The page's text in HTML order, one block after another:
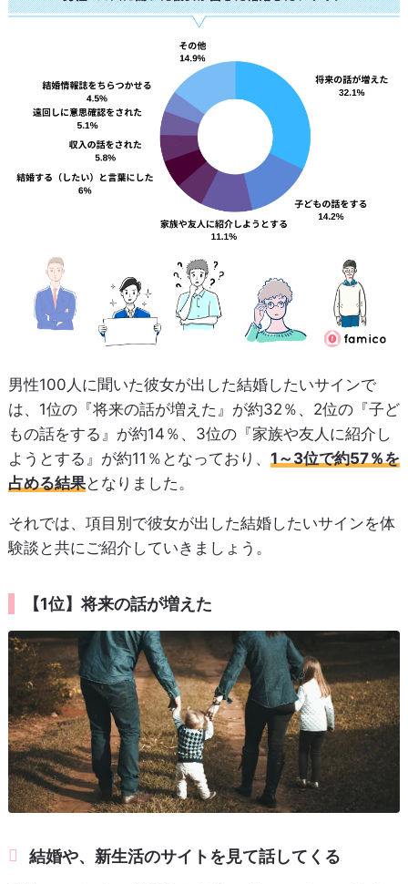
男性100人に聞いた彼女が出した結婚したいサインで
は、1位の『将来の話が増えた』が約32％、2位の『子ど
もの話をする』が約14％、3位の『家族や友人に紹介し
ようとする』が約11％となっており、 1～3位で約57％を
占める結果となりました。
それでは、項目別で彼女が出した結婚したいサインを体
験談と共にご紹介していきましょう。
【1位】将来の話が増えた
結婚や、新生活のサイトを見て話してくる